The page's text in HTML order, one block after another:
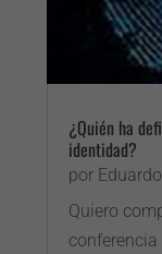
¿Quién ha
identidad?
por
Quiero